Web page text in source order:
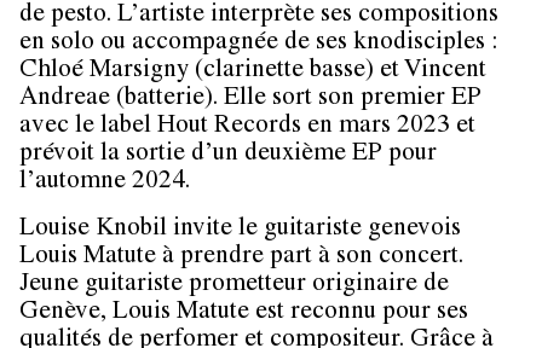
de pesto. L’artiste interprète ses compositions
en solo ou accompagnée de ses knodisciples :
Chloé Marsigny (clarinette basse) et Vincent
Andreae (batterie). Elle sort son premier EP
avec le label Hout Records en mars 2023 et
prévoit la sortie d’un deuxième EP pour
l’automne 2024.
Louise Knobil invite le guitariste genevois
Louis Matute à prendre part à son concert.
Jeune guitariste prometteur originaire de
Genève, Louis Matute est reconnu pour ses
qualités de perfomer et compositeur. Grâce à